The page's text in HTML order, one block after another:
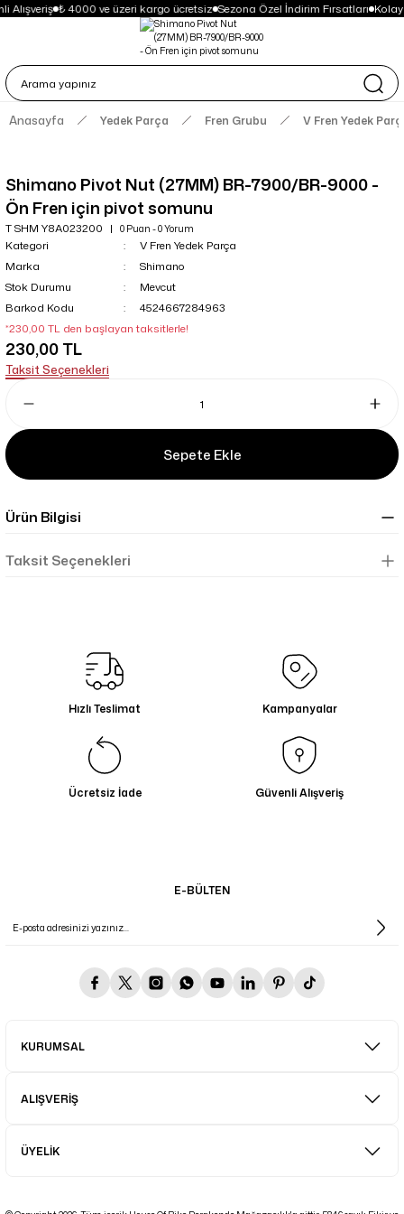
Alışveriş ₺ 4000 ve üzeri kargo ücretsiz Sezona Özel İndirim Fırsatları
Anasayfa Yedek Parça Fren Grubu V Fren Yedek
Shimano Pivot Nut (27MM) BR-7900/BR-9000 -
Ön Fren için pivot somunu
T SHM Y8A023200 0 Puan - 0 Yorum
Kategori
V Fren Yedek Parça
Marka
Shimano
Stok Durumu
Mevcut
Barkod Kodu
4524667284963
*230,00 TL den başlayan taksitlerle!
230,00 TL
Taksit Seçenekleri
Sepete Ekle
Ürün Bilgisi
Taksit Seçenekleri
Hızlı Teslimat Kampanyalar
Ücretsiz İade Güvenli Alışveriş
E-BÜLTEN
KURUMSAL
ALIŞVERİŞ
ÜYELİK